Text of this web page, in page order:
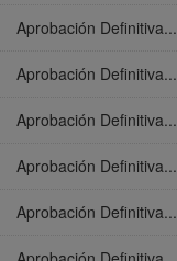
Aprobación Definitiva...
Aprobación Definitiva...
Aprobación Definitiva...
Aprobación Definitiva...
Aprobación Definitiva...